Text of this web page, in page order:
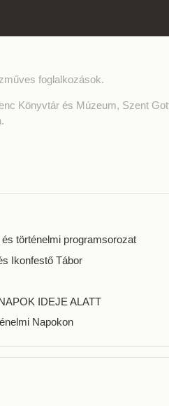
foglalkozások.
Könyvtár és Múzeum, Szent
történelmi programsorozat
Ikonfestő Tábor
IDEJE ALATT
Napokon